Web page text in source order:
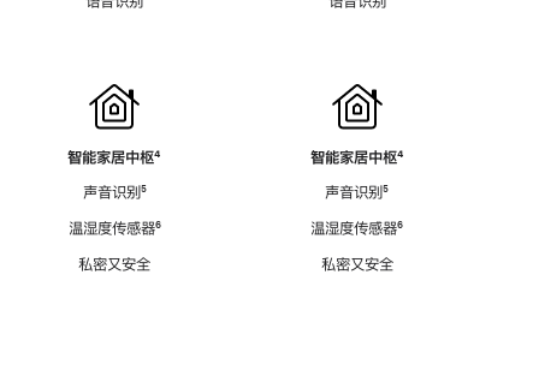
智能家居中枢脚
⁴
声音识别脚
⁵
温湿度传感器脚
⁶
私密又安全
智能家居中枢脚
⁴
声音识别脚
⁵
温湿度传感器脚
⁶
私密又安全